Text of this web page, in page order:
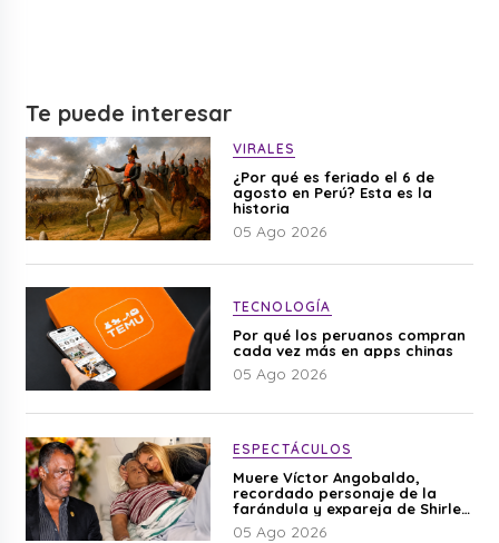
Te puede interesar
VIRALES
¿Por qué es feriado el 6 de
agosto en Perú? Esta es la
historia
05 Ago 2026
TECNOLOGÍA
Por qué los peruanos compran
cada vez más en apps chinas
05 Ago 2026
ESPECTÁCULOS
Muere Víctor Angobaldo,
recordado personaje de la
farándula y expareja de Shirley
Cherres
05 Ago 2026